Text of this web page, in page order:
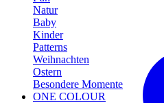
Natur
Baby
Kinder
Patterns
Weihnachten
Ostern
Besondere Momente
ONE COLOUR